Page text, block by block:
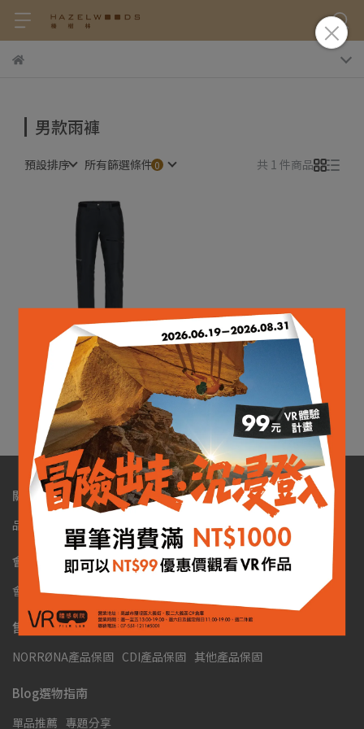
男款雨褲
預設排序 所有篩選條件 共 1 件商品
NORRØNA┃falketind
Gore-Tex 防水長褲 男款
高貴黑
NT$19,791NT$21,990
加入購物車
關於我們
品牌代理 銷售據點 聯絡我們 1% For Nature
會員權益
會員制度 購物須知
售後服務
NORRØNA產品保固 CDI產品保固 其他產品保固
Blog選物指南
單品推薦 專題分享